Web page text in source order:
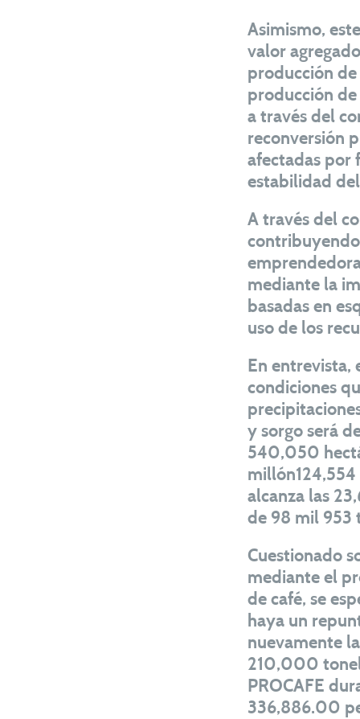
Asimismo,
valor
producción
producción
a través del
reconversión
afectadas por
estabilidad
A través del
mediante la
basadas en
uso de los
En entrevista,
condiciones
y sorgo será
540,050
millón124,554
alcanza las
de 98 mil 953
Cuestionado
mediante el
de café, se
haya un
nuevamente
210,000
PROCAFE
336,886.00